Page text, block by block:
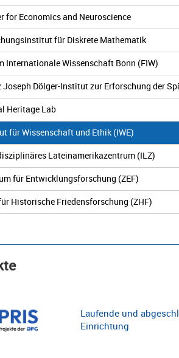
for Economics and Neuroscience
für Diskrete Mathematik
Internationale Wissenschaft Bonn (FIW)
Joseph Dölger-Institut zur Erforschung der
Heritage Lab
für Wissenschaft und Ethik (IWE)
Lateinamerikazentrum (ILZ)
für Entwicklungsforschung (ZEF)
Historische Friedensforschung (ZHF)
Laufende und
Einrichtung